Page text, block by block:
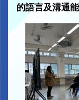
的語言及溝通能